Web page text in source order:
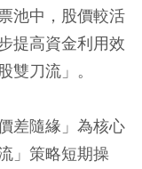
池中，股價較活
提高資金利用效
雙刀流」。
差隨緣」為核心
」策略短期操